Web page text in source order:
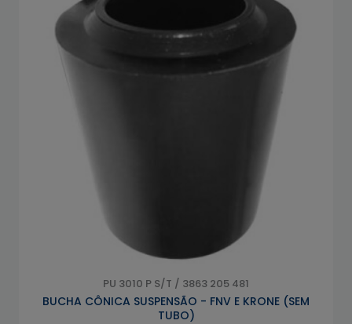
PU 3010 P S/T / 3863 205 481
BUCHA CÔNICA SUSPENSÃO - FNV E KRONE (SEM
TUBO)